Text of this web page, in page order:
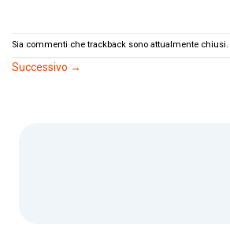
Sia commenti che trackback sono attualmente chiusi.
Successivo →